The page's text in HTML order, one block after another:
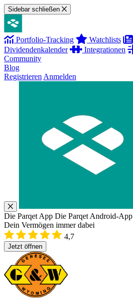
Sidebar schließen
Portfolio-Tracking Watchlists
Dividendenkalender
Integrationen
Community
Blog
Registrieren Anmelden
Die Parqet App Die Parqet Android-App
Dein Vermögen immer dabei
4,7
Jetzt öffnen